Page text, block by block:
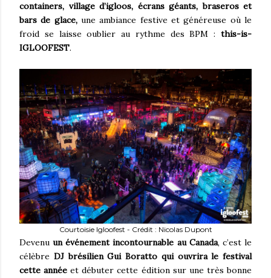
containers, village d’igloos, écrans géants, braseros et
bars de glace,une ambiance festive et généreuse où le
froid se laisse oublier au rythme des BPM : this-is-
IGLOOFEST.
Courtoisie Igloofest - Crédit : Nicolas Dupont
Devenuun événement incontournable au Canada, c’est le
célèbre DJ brésilien Gui Boratto qui ouvrira le festival
cette année et débuter cette édition sur une très bonne